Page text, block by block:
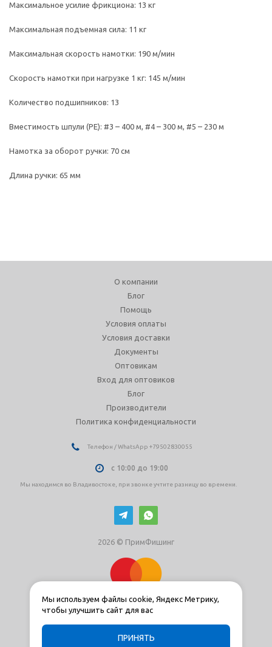
Максимальное усилие фрикциона: 13 кг
Максимальная подъемная сила: 11 кг
Максимальная скорость намотки: 190 м/мин
Скорость намотки при нагрузке 1 кг: 145 м/мин
Количество подшипников: 13
Вместимость шпули (PE): #3 – 400 м, #4 – 300 м, #5 – 230 м
Намотка за оборот ручки: 70 см
Длина ручки: 65 мм
О компании
Блог
Помощь
Условия оплаты
Условия доставки
Документы
Оптовикам
Вход для оптовиков
Блог
Производители
Политика конфиденциальности
Телефон / WhatsApp +79502830055
с 10:00 до 19:00
Мы находимся во Владивостоке, при звонке учтите разницу во времени.
2026 © ПримФишинг
Мы используем файлы cookie, Яндекс Метрику,
чтобы улучшить сайт для вас
ПРИНЯТЬ